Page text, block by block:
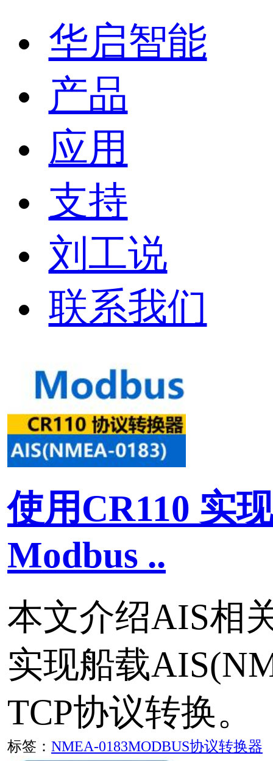
华启智能
产品
应用
支持
刘工说
联系我们
Modbus ..
本文介绍AIS相关知识以
实现船载AIS(NMEA-
TCP协议转换。
标签：NMEA-0183 MODBUS协议转换器
快速了解基于CAN总线
2000
NMEA 2000是航海电子
的国际标准，广泛应用
监控和自动化系统。它